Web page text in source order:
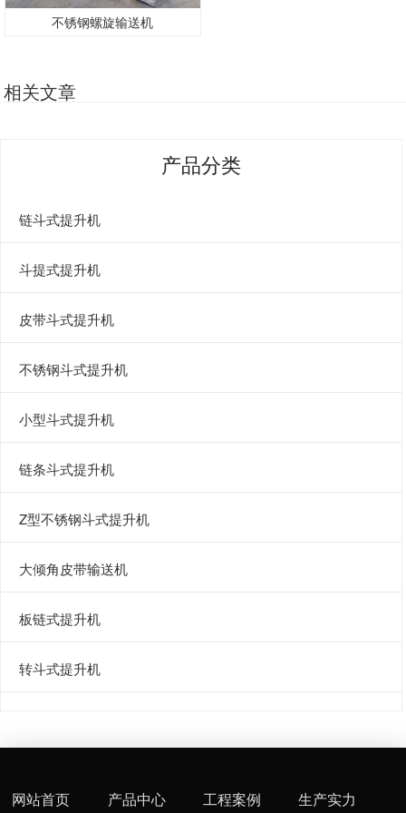
不锈钢螺旋输送机
相关文章
产品分类
链斗式提升机
斗提式提升机
皮带斗式提升机
不锈钢斗式提升机
小型斗式提升机
链条斗式提升机
Z型不锈钢斗式提升机
大倾角皮带输送机
板链式提升机
转斗式提升机
网站首页 产品中心 工程案例 生产实力